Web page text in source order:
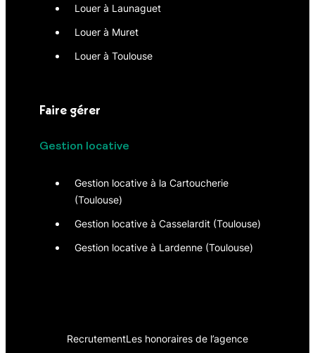
Louer à Launaguet
Louer à Muret
Louer à Toulouse
Faire gérer
Gestion locative
Gestion locative à la Cartoucherie
(Toulouse)
Gestion locative à Casselardit (Toulouse)
Gestion locative à Lardenne (Toulouse)
RecrutementLes honoraires de l’agence